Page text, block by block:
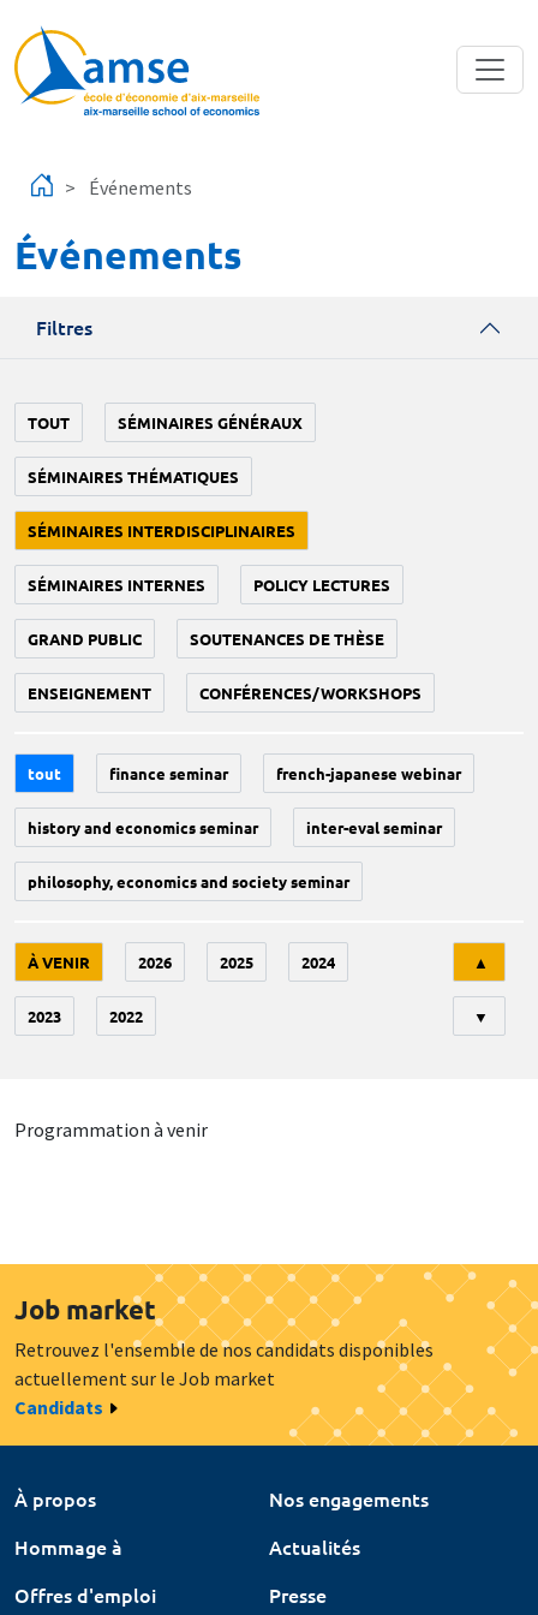
Événements
Événements
Filtres
TOUT SÉMINAIRES GÉNÉRAUX
SÉMINAIRES THÉMATIQUES
SÉMINAIRES INTERDISCIPLINAIRES
SÉMINAIRES INTERNES POLICY LECTURES
GRAND PUBLIC SOUTENANCES DE THÈSE
ENSEIGNEMENT CONFÉRENCES/WORKSHOPS
tout finance seminar french-japanese webinar
history and economics seminar inter-eval seminar
philosophy, economics and society seminar
À VENIR 2026 2025 2024
2023 2022
▲
▼
Programmation à venir
Job market
Retrouvez l'ensemble de nos candidats disponibles
actuellement sur le Job market
Candidats
À propos
Nos engagements
Hommage à
Actualités
Offres d'emploi
Presse